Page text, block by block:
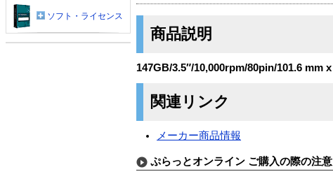
商品説明
147GB/3.5″/10,000rpm/80pin/101.6 mm
関連リンク
メーカー商品情報
ぷらっとオンライン ご購入の際の注
ソフト・ライセンス